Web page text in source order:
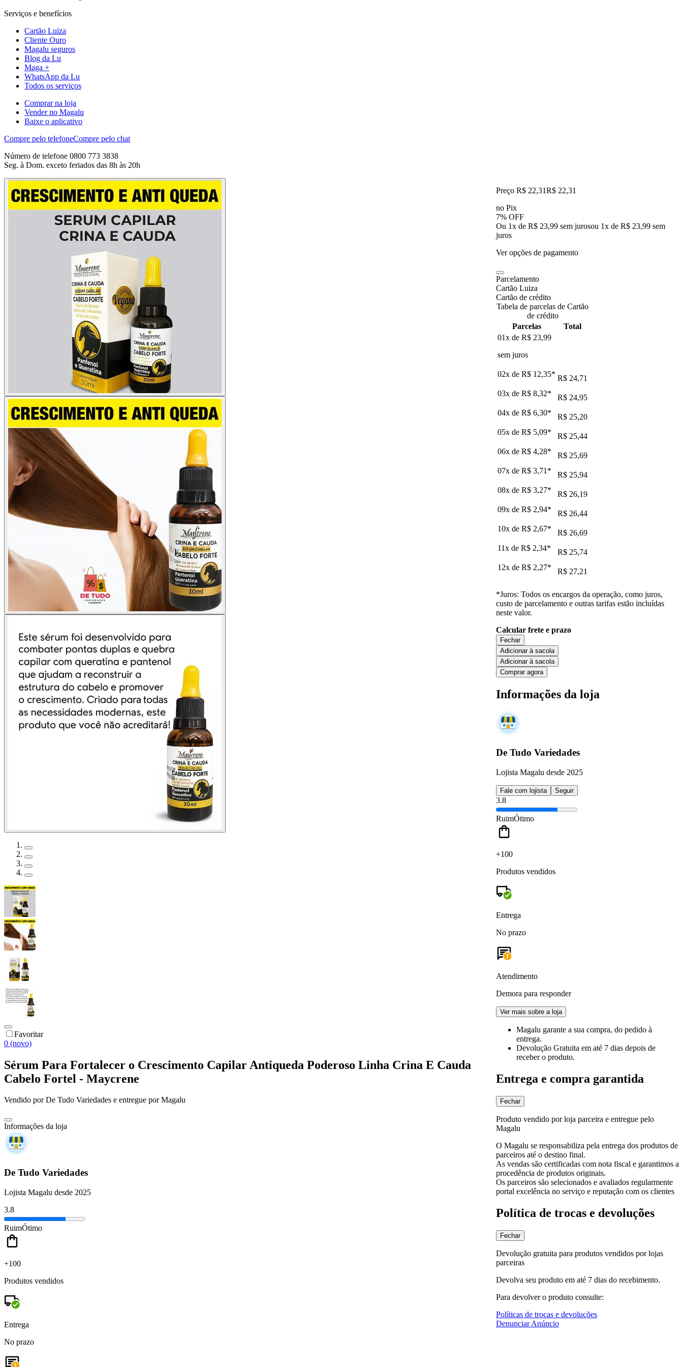
Serviços e benefícios
Cartão Luiza
Cliente Ouro
Magalu seguros
Blog da Lu
Maga +
WhatsApp da Lu
Todos os serviços
Comprar na loja
Vender no Magalu
Baixe o aplicativo
Compre pelo telefoneCompre pelo chat
Número de telefone 0800 773 3838
Seg. à Dom. exceto feriados das 8h às 20h
Favoritar
0 (novo)
Sérum Para Fortalecer o Crescimento Capilar Antiqueda Poderoso Linha Crina E Cauda
Cabelo Fortel - Maycrene
Vendido porDe Tudo Variedades e entregue por Magalu
Informações da loja
De Tudo Variedades
Lojista Magalu desde 2025
3.8
RuimÓtimo
+100
Produtos vendidos
Entrega
No prazo
Preço R$ 22,31R$ 22,31
no Pix
7% OFF
Ou 1x de R$ 23,99 sem jurosou 1x de R$ 23,99 sem
juros
Ver opções de pagamento
Parcelamento
Cartão Luiza
Cartão de crédito
Tabela de parcelas de Cartão
de crédito
Parcelas
Total
01x de R$ 23,99
sem juros
02x de R$ 12,35* R$ 24,71
03x de R$ 8,32*
R$ 24,95
04x de R$ 6,30*
R$ 25,20
05x de R$ 5,09*
R$ 25,44
06x de R$ 4,28*
R$ 25,69
07x de R$ 3,71 *
R$ 25,94
08x de R$ 3,27*
R$ 26,19
09x de R$ 2,94*
R$ 26,44
10x de R$ 2,67*
R$ 26,69
11x de R$ 2,34*
R$ 25,74
12x de R$ 2,27* R$ 27,21
*Juros: Todos os encargos da operação, como juros,
custo de parcelamento e outras tarifas estão incluídas
neste valor.
Calcular frete e prazo
Fechar
Adicionar à sacola
Adicionar à sacola
Comprar agora
Informações da loja
De Tudo Variedades
Lojista Magalu desde 2025
Fale com lojista Seguir
3.8
RuimÓtimo
+100
Produtos vendidos
Entrega
No prazo
Atendimento
Demora para responder
Ver mais sobre a loja
Magalu garante a sua compra, do pedido à
entrega.
Devolução Gratuita em até 7 dias depois de
receber o produto.
Entrega e compra garantida
Fechar
Produto vendido por loja parceira e entregue pelo
Magalu
O Magalu se responsabiliza pela entrega dos produtos de
parceiros até o destino final.
As vendas são certificadas com nota fiscal e garantimos a
procedência de produtos originais.
Os parceiros são selecionados e avaliados regularmente
portal excelência no serviço e reputação com os clientes
Política de trocas e devoluções
Fechar
Devolução gratuita para produtos vendidos por lojas
parceiras
Devolva seu produto em até 7 dias do recebimento.
Para devolver o produto consulte:
Políticas de trocas e devoluções
Denunciar Anúncio